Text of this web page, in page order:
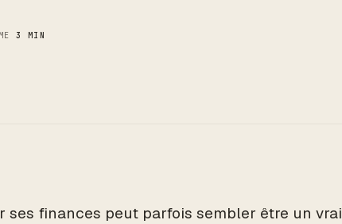
3 MIN
ses finances peut parfois sembler être un vrai